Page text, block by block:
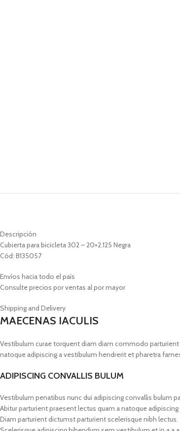
Descripción
Cubierta para bicicleta 302 – 20×2.125 Negra
Cód: B135057
Envíos hacia todo el país
Consulte precios por ventas al por mayor
Shipping and Delivery
MAECENAS IACULIS
Vestibulum curae torquent diam diam commodo
natoque adipiscing a vestibulum hendrerit et pharetra
ADIPISCING CONVALLIS BULUM
Vestibulum penatibus nunc dui adipiscing convallis bulum
Abitur parturient praesent lectus quam a natoque
Diam parturient dictumst parturient scelerisque nibh lectus.